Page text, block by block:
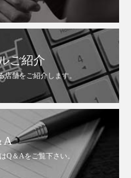
ご紹介
舗をご紹介します。
A
Q＆Aをご覧下さい。